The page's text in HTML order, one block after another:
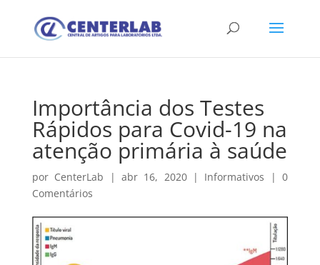
Importância dos Testes
Rápidos para Covid-19 na
atenção primária à saúde
por CenterLab | abr 16, 2020| Informativos |0
Comentários